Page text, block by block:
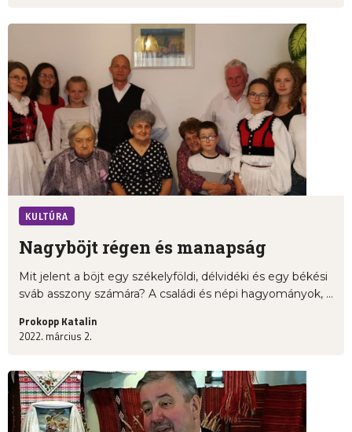
KULTÚRA
Nagyböjt régen és manapság
Mit jelent a böjt egy székelyföldi, délvidéki és egy békési
sváb asszony számára? A családi és népi hagyományok, ...
Prokopp Katalin
2022. március 2.